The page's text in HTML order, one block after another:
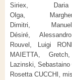
Siriex, Daria
Olga,
Dimitri,
Désiré,
Rouvel, Luigi
MAIETTA,
Lazinski,
Rosetta CUCCHI,